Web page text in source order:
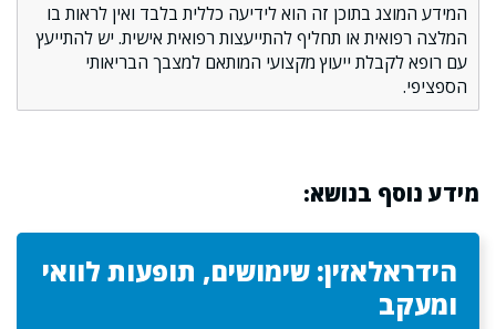
המידע המוצג בתוכן זה הוא לידיעה כללית בלבד ואין לראות בו
המלצה רפואית או תחליף להתייעצות רפואית אישית. יש להתייעץ
עם רופא לקבלת ייעוץ מקצועי המותאם למצבך הבריאותי
הספציפי.
מידע נוסף בנושא:
הידראלאזין: שימושים, תופעות לוואי
ומעקב